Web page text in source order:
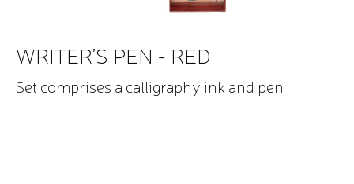
WRITER’S PEN - RED
Set comprises a calligraphy ink and pen